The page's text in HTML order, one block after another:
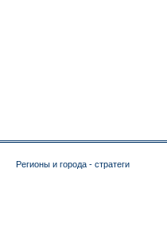
Регионы и города - стратеги